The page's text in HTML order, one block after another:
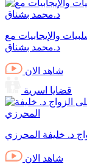
والإيجابيات مع
د.محمد بشناق
شاهد الان
قضايا اسرية
د. خليفة المحرزي
شاهد الان